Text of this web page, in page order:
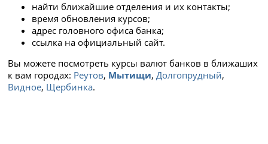
найти ближайшие отделения и их контакты;
время обновления курсов;
адрес головного офиса банка;
ссылка на официальный сайт.
Вы можете посмотреть курсы валют банков в ближаших
к вам городах: Реутов, Мытищи,Долгопрудный,
Видное, Щербинка.